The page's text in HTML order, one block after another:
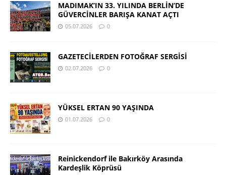
MADIMAK’IN 33. YILINDA BERLİN’DE
GÜVERCİNLER BARIŞA KANAT AÇTI
05.07.2026 0
GAZETECİLERDEN FOTOĞRAF SERGİSİ
02.07.2026 0
YÜKSEL ERTAN 90 YAŞINDA
01.07.2026 0
Reinickendorf ile Bakırköy Arasında
Kardeşlik Köprüsü